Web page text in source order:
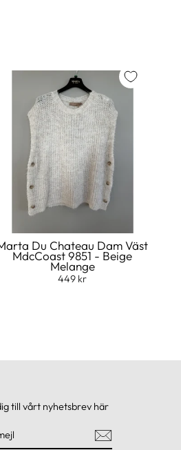
Du Chateau Dam Väst
MdcCoast 9851 - Beige
Melange
449 kr
till vårt nyhetsbrev här